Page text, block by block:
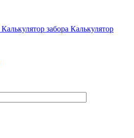
Калькулятор забора Калькулятор